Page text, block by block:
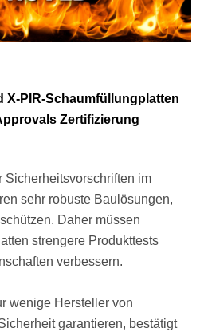
X-PIR-Schaumfüllungplatten
Zertifizierung
Sicherheitsvorschriften im
sehr robuste Baulösungen,
Daher müssen
strengere Produkttests
verbessern.
wenige Hersteller von
garantieren, bestätigt